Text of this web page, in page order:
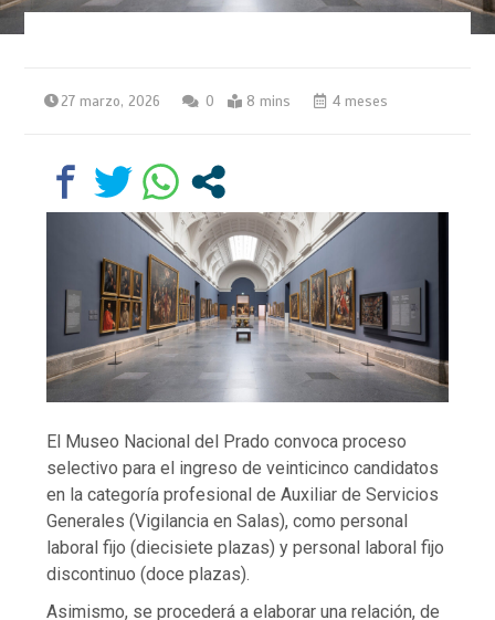
27 marzo, 2026 0 8 mins 4 meses
El Museo Nacional del Prado convoca proceso
selectivo para el ingreso de veinticinco candidatos
en la categoría profesional de Auxiliar de Servicios
Generales (Vigilancia en Salas), como personal
laboral fijo (diecisiete plazas) y personal laboral fijo
discontinuo (doce plazas).
Asimismo, se procederá a elaborar una relación, de